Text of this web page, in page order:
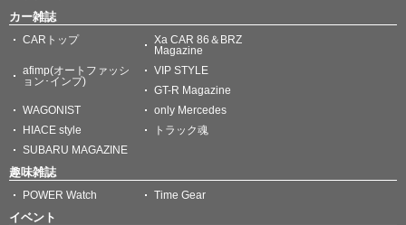
カー雑誌
CARトップ
Xa CAR 86＆BRZ
Magazine
afimp(オートファッシ
ョン･インプ)
VIP STYLE
GT-R Magazine
WAGONIST
only Mercedes
HIACE style
トラック魂
SUBARU MAGAZINE
趣味雑誌
POWER Watch Time Gear
イベント